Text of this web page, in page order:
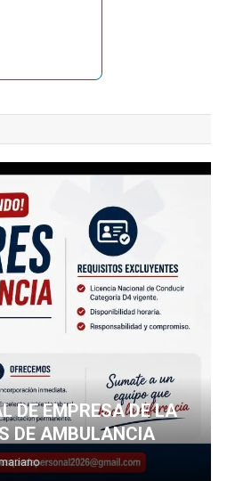
DE EMPRESA DE LA
DE AMBULANCIA